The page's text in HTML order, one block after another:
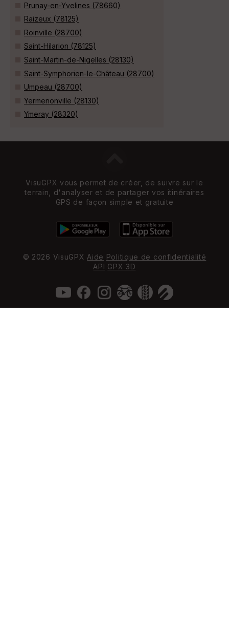
Prunay-en-Yvelines (78660)
Raizeux (78125)
Roinville (28700)
Saint-Hilarion (78125)
Saint-Martin-de-Nigelles (28130)
Saint-Symphorien-le-Château (28700)
Umpeau (28700)
Yermenonville (28130)
Ymeray (28320)
VisuGPX vous permet de créer, de suivre sur le
terrain, d'analyser et de partager vos itinéraires
GPS de façon simple et gratuite
© 2026 VisuGPX Aide Politique de confidentialité
API GPX 3D